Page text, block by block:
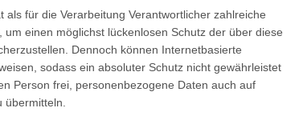
für die Verarbeitung Verantwortlicher zahlreiche
einen möglichst lückenlosen Schutz der über diese
Dennoch können Internetbasierte
sodass ein absoluter Schutz nicht gewährleistet
Person frei, personenbezogene Daten auch auf